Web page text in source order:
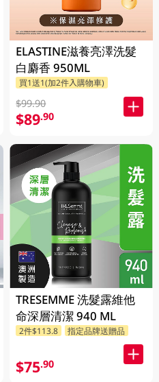
ELASTINE滋養亮澤洗髮
白麝香 950ML
買1送1(加2件入購物車)
$99.90
$89.90
TRESEMME 洗髮露維他
命深層清潔 940 ML
2件$113.8 指定品牌送贈品
$75.90